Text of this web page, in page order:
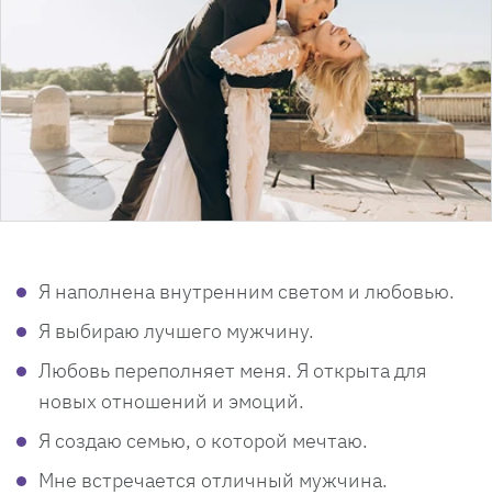
Я наполнена внутренним светом и любовью.
Я выбираю лучшего мужчину.
Любовь переполняет меня. Я открыта для
новых отношений и эмоций.
Я создаю семью, о которой мечтаю.
Мне встречается отличный мужчина.